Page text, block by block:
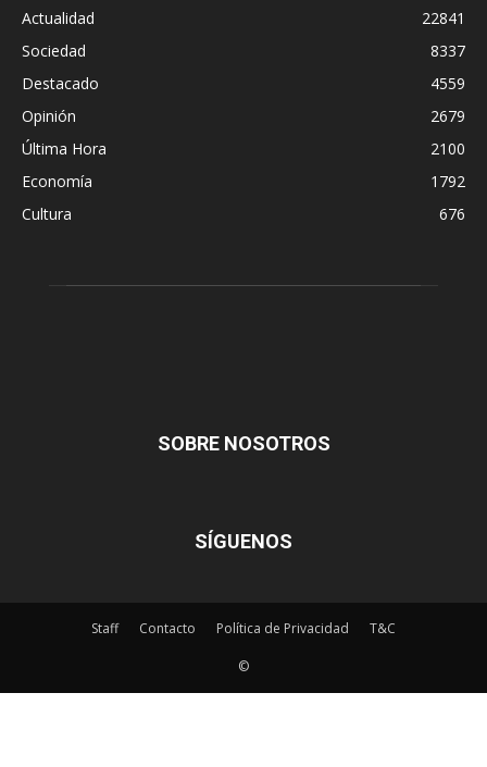
Actualidad
22841
Sociedad
8337
Destacado
4559
Opinión
2679
Última Hora
2100
Economía
1792
Cultura
676
SOBRE NOSOTROS
SÍGUENOS
Staff Contacto Política de Privacidad T&C
©